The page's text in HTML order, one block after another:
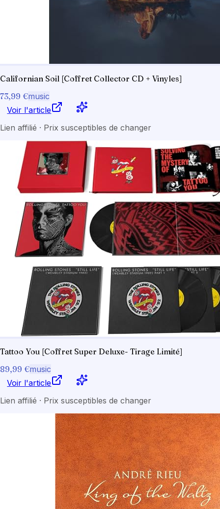
Californian Soil [Coffret Collector CD + Vinyles]
73,99 €music
Voir l'article
Lien affilié · Prix susceptibles de changer
Tattoo You [Coffret Super Deluxe- Tirage Limité]
89,99 €music
Voir l'article
Lien affilié · Prix susceptibles de changer